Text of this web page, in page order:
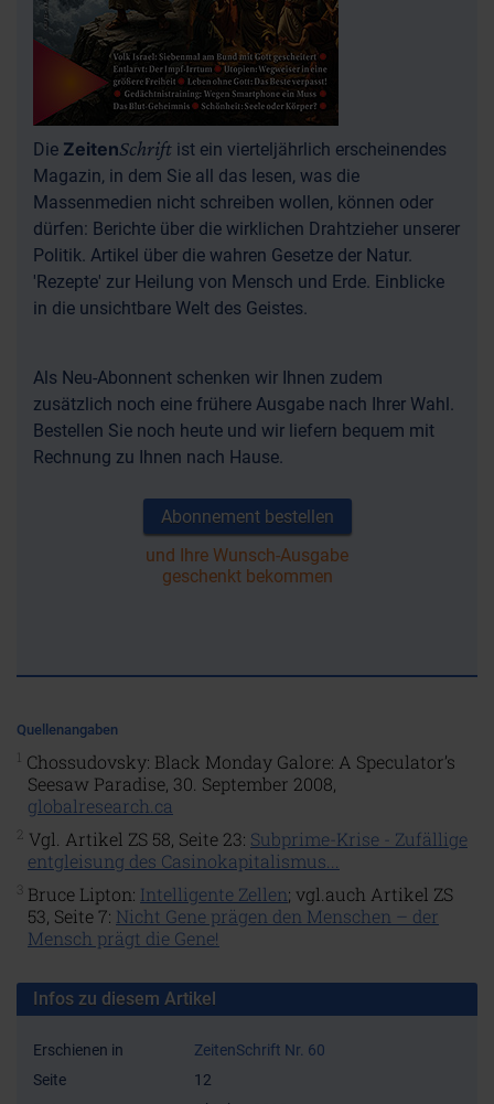
Die ZeitenSchrift ist ein vierteljährlich erscheinendes
Magazin, in dem Sie all das lesen, was die
Massenmedien nicht schreiben wollen, können oder
dürfen: Berichte über die wirklichen Drahtzieher unserer
Politik. Artikel über die wahren Gesetze der Natur.
'Rezepte' zur Heilung von Mensch und Erde. Einblicke
in die unsichtbare Welt des Geistes.
Als Neu-Abonnent schenken wir Ihnen zudem
zusätzlich noch eine frühere Ausgabe nach Ihrer Wahl.
Bestellen Sie noch heute und wir liefern bequem mit
Rechnung zu Ihnen nach Hause.
Abonnement bestellen
und Ihre Wunsch-Ausgabe
geschenkt bekommen
Quellenangaben
1 Chossudovsky: Black Monday Galore: A Speculator’s
Seesaw Paradise, 30. September 2008,
globalresearch.ca
Vgl. Artikel ZS 58, Seite 23: Subprime-Krise - Zufällige
entgleisung des Casinokapitalismus...
3 Bruce Lipton: Intelligente Zellen; vgl.auch Artikel ZS
53, Seite 7: Nicht Gene prägen den Menschen – der
Mensch prägt die Gene!
Infos zu diesem Artikel
Erschienen in
ZeitenSchrift Nr. 60
Seite
12